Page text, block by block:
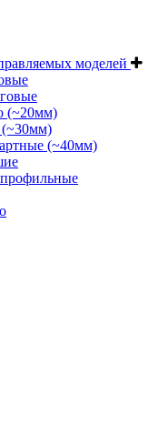
моделей
(~20мм)
(~40мм)